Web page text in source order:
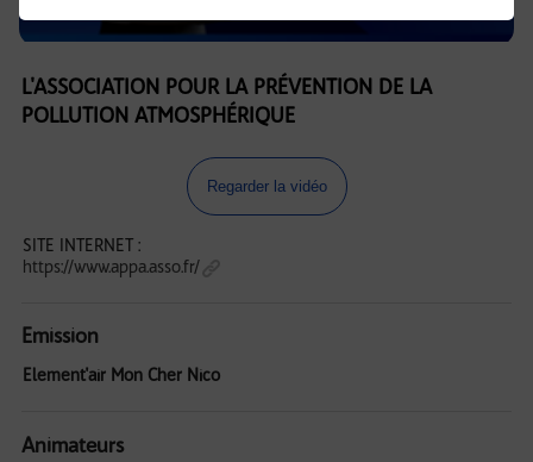
L'ASSOCIATION POUR LA PRÉVENTION DE LA
POLLUTION ATMOSPHÉRIQUE
Regarder la vidéo
SITE INTERNET :
https://www.appa.asso.fr/
Emission
Element'air Mon Cher Nico
Animateurs